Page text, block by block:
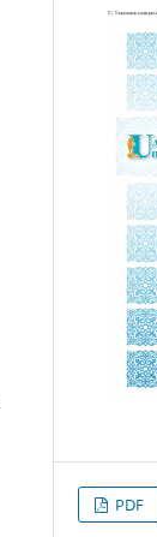
PDF